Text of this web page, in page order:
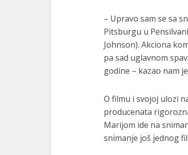
– Upravo sam se sa
Pitsburgu u
Johnson). Akciona
pa sad uglavnom
godine – kazao nam
O filmu i svojoj ulozi
producenata
Marijom ide na
snimanje još jednog